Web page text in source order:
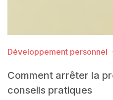
Développement personnel
Comment arrêter la
conseils pratiques